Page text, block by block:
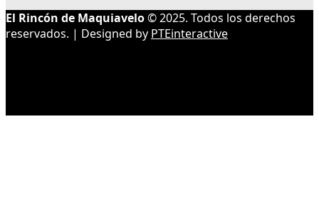
El Rincón de Maquiavelo© 2025. Todos los derechos
reservados. | Designed by PTEinteractive